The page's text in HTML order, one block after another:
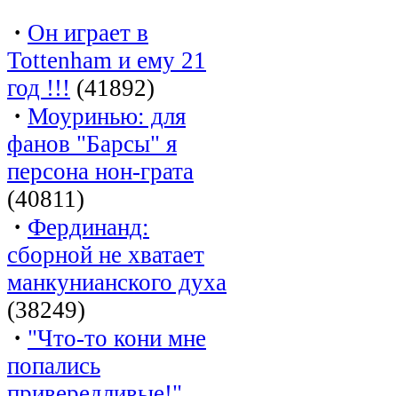
· Он играет в
Tottenham и ему 21
год !!! (41892)
· Моуринью: для
фанов "Барсы" я
персона нон-грата
(40811)
· Фердинанд:
сборной не хватает
манкунианского духа
(38249)
· "Что-то кони мне
попались